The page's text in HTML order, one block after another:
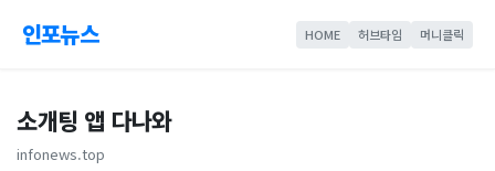
인포뉴스 HOME 허브타임 머니클릭
소개팅 앱 다나와
infonews.top